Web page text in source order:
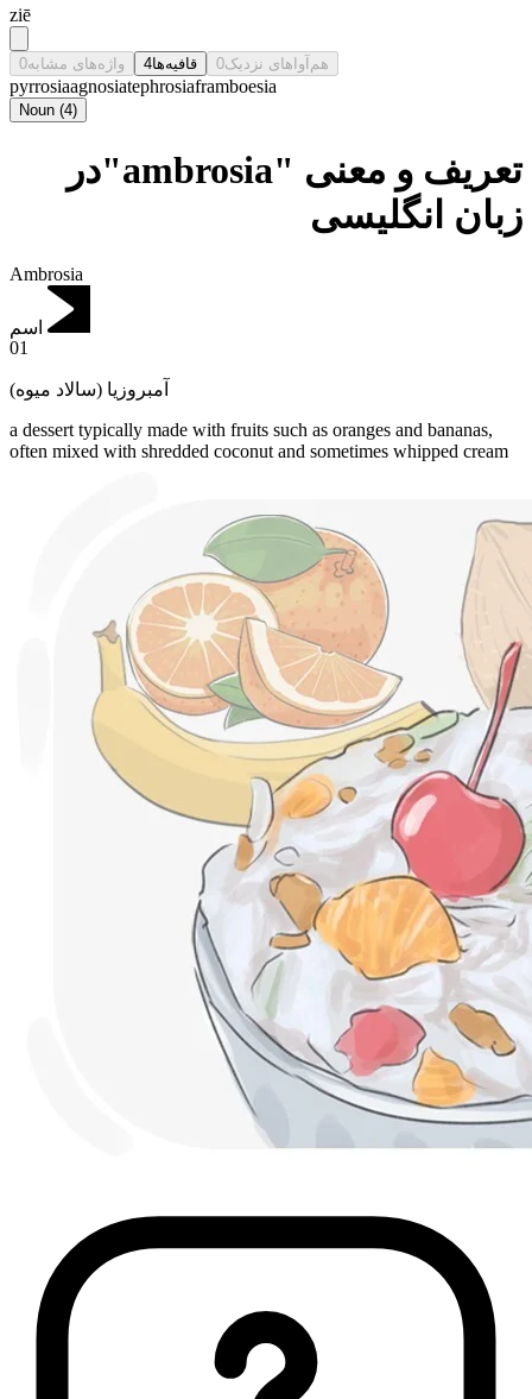
ziē
واژه‌های مشابه0 قافیه‌ها4 هم‌آواهای نزدیک0
pyrrosiaagnosiatephrosiaframboesia
Noun (4)
تعریف و معنی "ambrosia"در
زبان انگلیسی
Ambrosia
اسم
01
آمبروزیا (سالاد میوه)
a dessert typically made with fruits such as oranges and bananas,
often mixed with shredded coconut and sometimes whipped cream